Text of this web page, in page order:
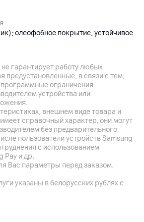
для стабильной
Max получили корпус из матового
обеспечивающего лучшую
всех iPhone. Задняя панель с
олеофобное покрытие, устойчивое
+ 48 Мп (ультра
Мп (телефото); сканер LiDAR (для
гарантирует работу любых
предустановленные, в связи с тем,
программные ограничения
устройства или
внешнем виде товара и
справочный характер, они могут
без предварительного
пользователи устройств Samsung
с использованием
Pay и др.
Вас параметры перед заказом.
указаны в белорусских рублях с